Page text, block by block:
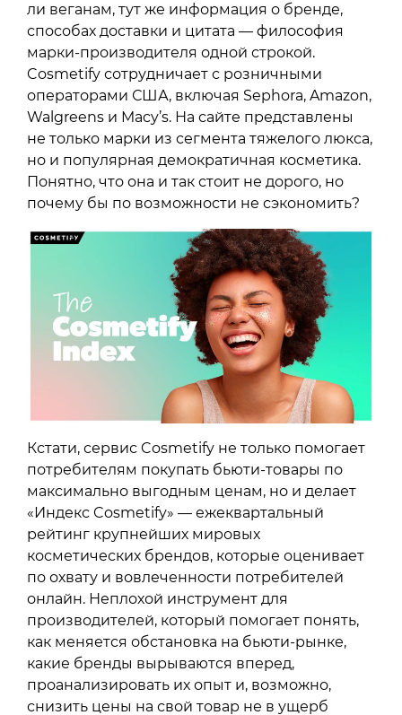
ли веганам, тут же информация о бренде,
способах доставки и цитата — философия
марки-производителя одной строкой.
Cosmetify сотрудничает с розничными
операторами США, включая Sephora, Amazon,
Walgreens и Macy’s. На сайте представлены
не только марки из сегмента тяжелого люкса,
но и популярная демократичная косметика.
Понятно, что она и так стоит не дорого, но
почему бы по возможности не сэкономить?
Кстати, сервис Cosmetify не только помогает
потребителям покупать бьюти-товары по
максимально выгодным ценам, но и делает
«Индекс Cosmetify» — ежеквартальный
рейтинг крупнейших мировых
косметических брендов, которые оценивает
по охвату и вовлеченности потребителей
онлайн. Неплохой инструмент для
производителей, который помогает понять,
как меняется обстановка на бьюти-рынке,
какие бренды вырываются вперед,
проанализировать их опыт и, возможно,
снизить цены на свой товар не в ущерб